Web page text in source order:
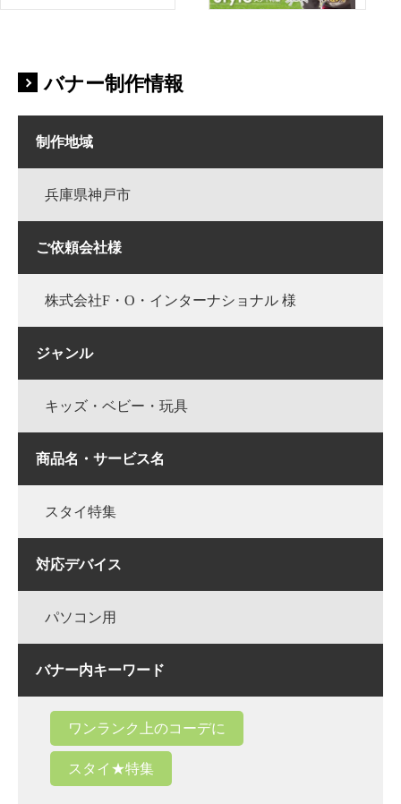
バナー制作情報
制作地域
兵庫県神戸市
ご依頼会社様
株式会社F・O・インターナショナル 様
ジャンル
キッズ・ベビー・玩具
商品名・サービス名
スタイ特集
対応デバイス
パソコン用
バナー内キーワード
ワンランク上のコーデに
スタイ★特集